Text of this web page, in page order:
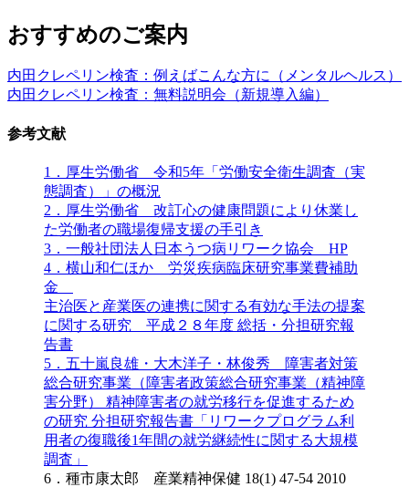
おすすめのご案内
内田クレペリン検査：例えばこんな方に（メンタルヘルス）
内田クレペリン検査：無料説明会（新規導入編）
参考文献
1． 厚生労働省 令和5年「労働安全衛生調査（実
態調査）」の概況
2．厚生労働省 改訂心の健康問題により休業し
た労働者の職場復帰支援の手引き
3．一般社団法人日本うつ病リワーク協会 HP
4． 横山和仁ほか 労災疾病臨床研究事業費補助
金
主治医と産業医の連携に関する有効な手法の提案
に関する研究 平成２８年度 総括・分担研究報
告書
5．五十嵐良雄・大木洋子・林俊秀 障害者対策
総合研究事業（障害者政策総合研究事業（精神障
害分野） 精神障害者の就労移行を促進するため
の研究 分担研究報告書「リワークプログラム利
用者の復職後1年間の就労継続性に関する大規模
調査」
6．種市康太郎 産業精神保健 18(1) 47-54 2010